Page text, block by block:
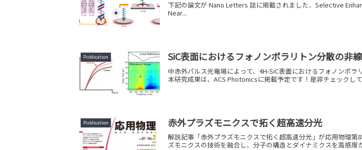
下記の論文が Nano Letters 誌に掲載されました．Selective
Near...
Publication SiC表面におけるフォノンポラリトン分散の非
中赤外パルス光電場によって、4H-SiC表面におけるフォノンポ
本研究成果は、ACS Photonicsに掲載予定です！是非チェックし
Publication 赤外プラズモニクスで拓く超高速分光
解説記事「赤外プラズモニクスで拓く超高速分光」が応用物理
ズモニクスの技術を融合し、分子の構造とダイナミクスを高感